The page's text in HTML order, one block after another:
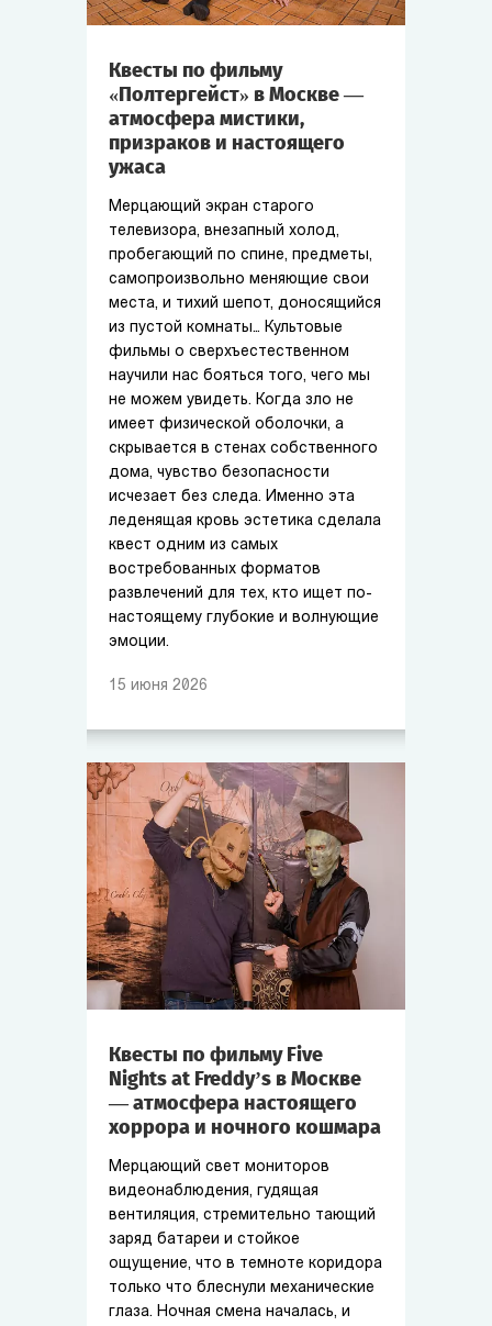
Квесты по фильму
«Полтергейст» в Москве —
атмосфера мистики,
призраков и настоящего
ужаса
Мерцающий экран старого
телевизора, внезапный холод,
пробегающий по спине, предметы,
самопроизвольно меняющие свои
места, и тихий шепот, доносящийся
из пустой комнаты… Культовые
фильмы о сверхъестественном
научили нас бояться того, чего мы
не можем увидеть. Когда зло не
имеет физической оболочки, а
скрывается в стенах собственного
дома, чувство безопасности
исчезает без следа. Именно эта
леденящая кровь эстетика сделала
квест одним из самых
востребованных форматов
развлечений для тех, кто ищет по-
настоящему глубокие и волнующие
эмоции.
15 июня 2026
Квесты по фильму Five
Nights at Freddy’s в Москве
— атмосфера настоящего
хоррора и ночного кошмара
Мерцающий свет мониторов
видеонаблюдения, гудящая
вентиляция, стремительно тающий
заряд батареи и стойкое
ощущение, что в темноте коридора
только что блеснули механические
глаза. Ночная смена началась, и